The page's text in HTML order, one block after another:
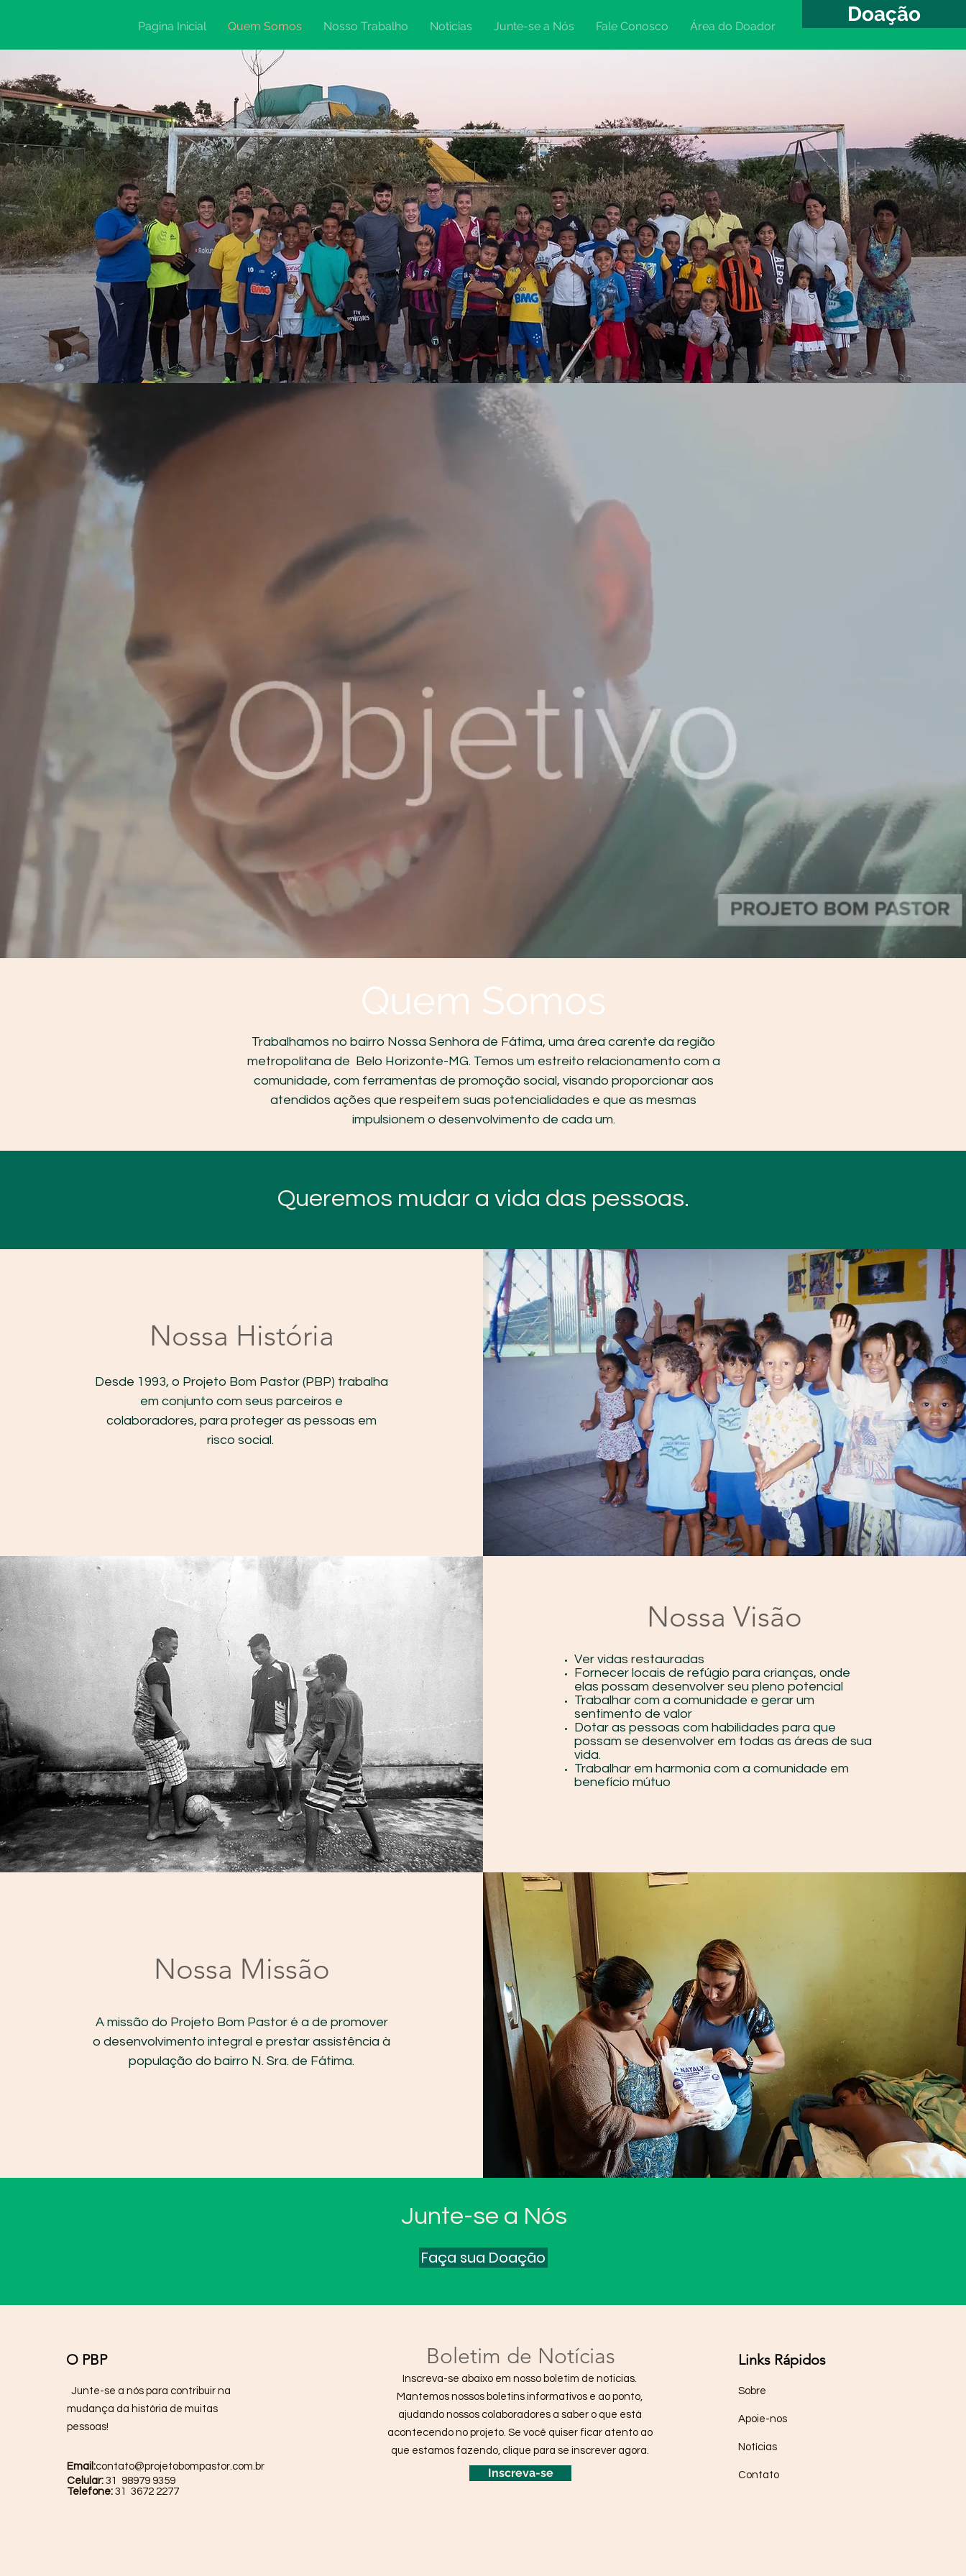
Doação
Pagina Inicial Quem Somos Nosso Trabalho Noticias Junte-se a Nós Fale Conosco Área do Doador
Quem Somos
Trabalhamos no bairro Nossa Senhora de Fátima, uma área carente da região
metropolitana de Belo Horizonte-MG. Temos um estreito relacionamento com a
comunidade, com ferramentas de promoção social, visando proporcionar aos
atendidos ações que respeitem suas potencialidades e que as mesmas
impulsionem o desenvolvimento de cada um.
Queremos mudar a vida das pessoas.
Nossa História
Desde 1993, o Projeto Bom Pastor (PBP) trabalha
em conjunto com seus parceiros e
colaboradores, para proteger as pessoas em
risco social.
Nossa Visão
Ver vidas restauradas
Fornecer locais de refúgio para crianças, onde
elas possam desenvolver seu pleno potencial
Trabalhar com a comunidade e gerar um
sentimento de valor
Dotar as pessoas com habilidades para que
possam se desenvolver em todas as áreas de sua
vida.
Trabalhar em harmonia com a comunidade em
benefício mútuo
Nossa Missão
A missão do Projeto Bom Pastor é a de promover
o desenvolvimento integral e prestar assistência à
população do bairro N. Sra. de Fátima.
Junte-se a Nós
Faça sua Doação
O PBP
Junte-se a nós para contribuir na
mudança da história de muitas
pessoas!
Email:contato@projetobompastor.com.br
Celular: 31 98979 9359
Telefone: 31 3672 2277
Boletim de Notícias
Inscreva-se abaixo em nosso boletim de noticias.
Mantemos nossos boletins informativos e ao ponto,
ajudando nossos colaboradores a saber o que está
acontecendo no projeto. Se você quiser ficar atento ao
que estamos fazendo, clique para se inscrever agora.
Inscreva-se
Links Rápidos
Sobre
Apoie-nos
Notícias
Contato